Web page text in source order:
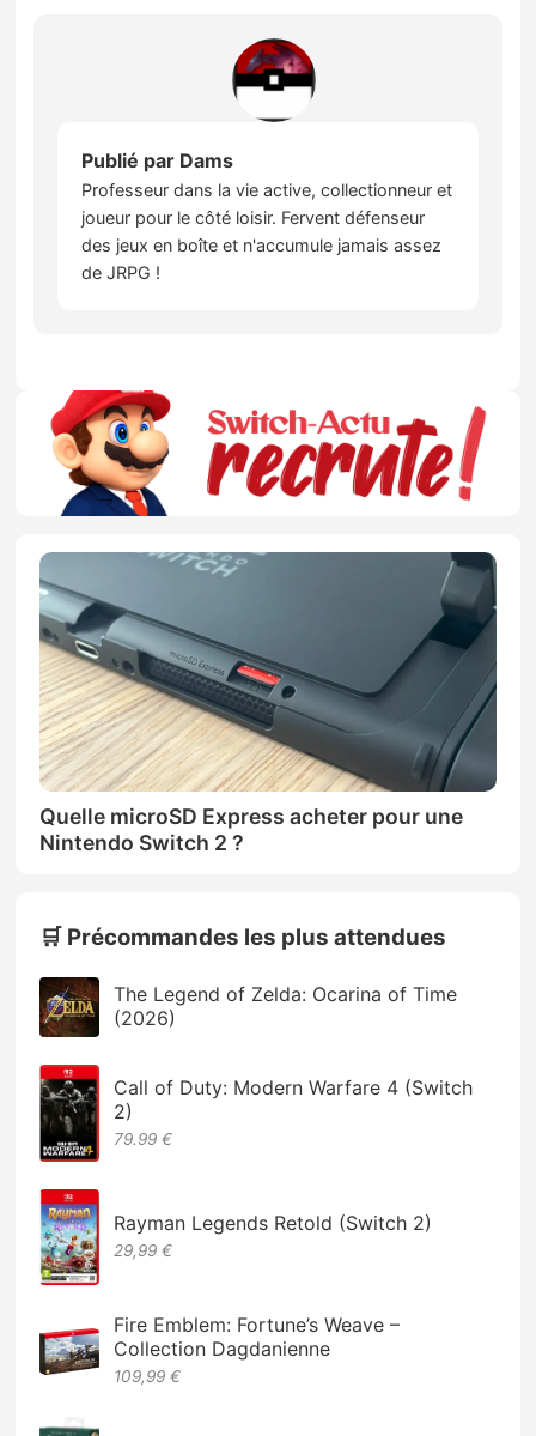
Publié par Dams
Professeur dans la vie active, collectionneur et
joueur pour le côté loisir. Fervent défenseur
des jeux en boîte et n'accumule jamais assez
de JRPG !
Quelle microSD Express acheter pour une
Nintendo Switch 2 ?
🛒 Précommandes les plus attendues
The Legend of Zelda: Ocarina of Time
(2026)
Call of Duty: Modern Warfare 4 (Switch
2)
79.99 €
Rayman Legends Retold (Switch 2)
29,99 €
Fire Emblem: Fortune’s Weave –
Collection Dagdanienne
109,99 €